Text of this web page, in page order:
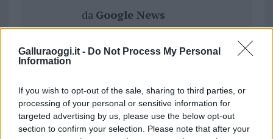
Galluraoggi.it - Do Not Process My Personal
Information
If you wish to opt-out of the sale, sharing to third parties, or
processing of your personal or sensitive information for
targeted advertising by us, please use the below opt-out
section to confirm your selection. Please note that after your
da Google News
Condividi l'articolo
F
a
ce
T
w
it
Pi
n
te
W
h
at
S
h
a
Articolo precedente